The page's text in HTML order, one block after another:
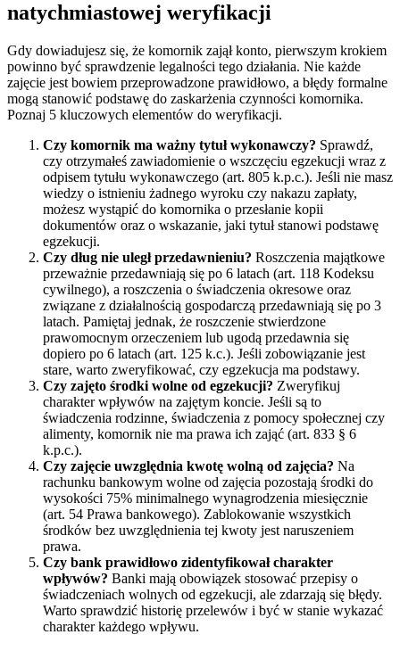
natychmiastowej weryfikacji
Gdy dowiadujesz się, że komornik zajął konto, pierwszym krokiem
powinno być sprawdzenie legalności tego działania. Nie każde
zajęcie jest bowiem przeprowadzone prawidłowo, a błędy formalne
mogą stanowić podstawę do zaskarżenia czynności komornika.
Poznaj 5 kluczowych elementów do weryfikacji.
Czy komornik ma ważny tytuł wykonawczy? Sprawdź,
czy otrzymałeś zawiadomienie o wszczęciu egzekucji wraz z
odpisem tytułu wykonawczego (art. 805 k.p.c.). Jeśli nie masz
wiedzy o istnieniu żadnego wyroku czy nakazu zapłaty,
możesz wystąpić do komornika o przesłanie kopii
dokumentów oraz o wskazanie, jaki tytuł stanowi podstawę
egzekucji.
Czy dług nie uległ przedawnieniu? Roszczenia majątkowe
przeważnie przedawniają się po 6 latach (art. 118 Kodeksu
cywilnego), a roszczenia o świadczenia okresowe oraz
związane z działalnością gospodarczą przedawniają się po 3
latach. Pamiętaj jednak, że roszczenie stwierdzone
prawomocnym orzeczeniem lub ugodą przedawnia się
dopiero po 6 latach (art. 125 k.c.). Jeśli zobowiązanie jest
stare, warto zweryfikować, czy egzekucja ma podstawy.
Czy zajęto środki wolne od egzekucji? Zweryfikuj
charakter wpływów na zajętym koncie. Jeśli są to
świadczenia rodzinne, świadczenia z pomocy społecznej czy
alimenty, komornik nie ma prawa ich zająć (art. 833 § 6
k.p.c.).
Czy zajęcie uwzględnia kwotę wolną od zajęcia? Na
rachunku bankowym wolne od zajęcia pozostają środki do
wysokości 75% minimalnego wynagrodzenia miesięcznie
(art. 54 Prawa bankowego). Zablokowanie wszystkich
środków bez uwzględnienia tej kwoty jest naruszeniem
prawa.
Czy bank prawidłowo zidentyfikował charakter
wpływów? Banki mają obowiązek stosować przepisy o
świadczeniach wolnych od egzekucji, ale zdarzają się błędy.
Warto sprawdzić historię przelewów i być w stanie wykazać
charakter każdego wpływu.